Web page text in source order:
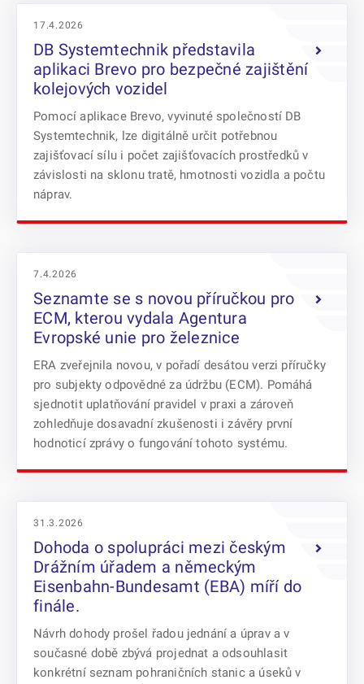
17.4.2026
DB Systemtechnik představila
aplikaci Brevo pro bezpečné zajištění
kolejových vozidel
Pomocí aplikace Brevo, vyvinuté společností DB
Systemtechnik, lze digitálně určit potřebnou
zajišťovací sílu i počet zajišťovacích prostředků v
závislosti na sklonu tratě, hmotnosti vozidla a počtu
náprav.
7.4.2026
Seznamte se s novou příručkou pro
ECM, kterou vydala Agentura
Evropské unie pro železnice
ERA zveřejnila novou, v pořadí desátou verzi příručky
pro subjekty odpovědné za údržbu (ECM). Pomáhá
sjednotit uplatňování pravidel v praxi a zároveň
zohledňuje dosavadní zkušenosti i závěry první
hodnoticí zprávy o fungování tohoto systému.
31.3.2026
Dohoda o spolupráci mezi českým
Drážním úřadem a německým
Eisenbahn-Bundesamt (EBA) míří do
finále.
Návrh dohody prošel řadou jednání a úprav a v
současné době zbývá projednat a odsouhlasit
konkrétní seznam pohraničních stanic a úseků v